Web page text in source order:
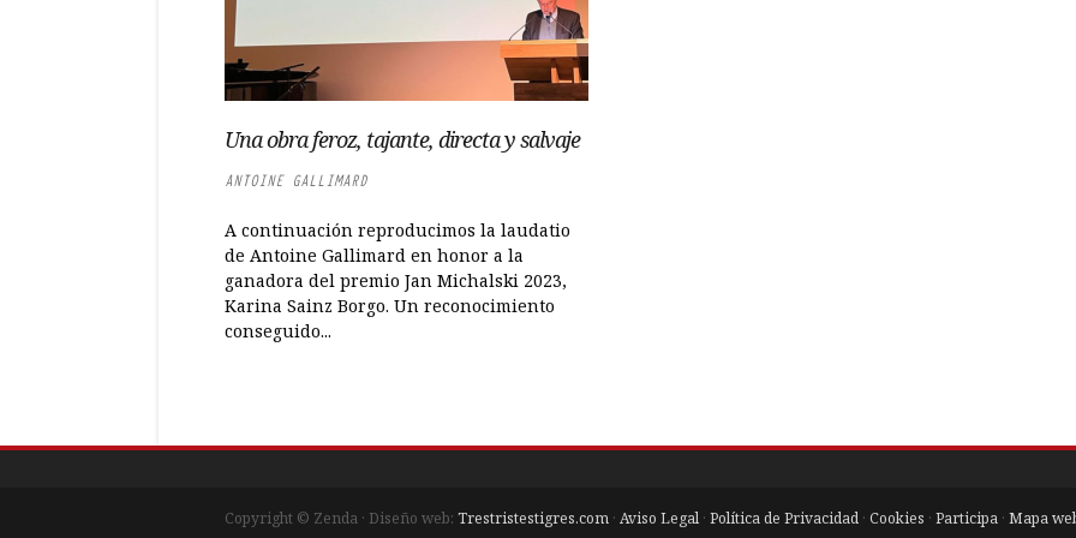
Una obra feroz, tajante, directa y salvaje
ANTOINE GALLIMARD
A continuación reproducimos la laudatio
de Antoine Gallimard en honor a la
ganadora del premio Jan Michalski 2023,
Karina Sainz Borgo. Un reconocimiento
conseguido...
Copyright © Zenda · Diseño web: Trestristestigres.com · Aviso Legal · Política de Privacidad · Cookies · Participa · Mapa